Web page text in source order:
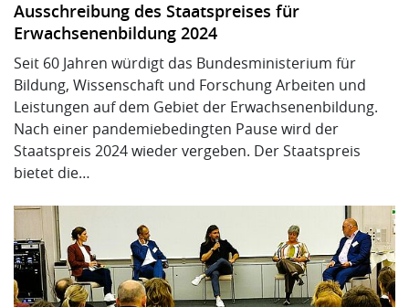
Ausschreibung des Staatspreises für
Erwachsenenbildung 2024
Seit 60 Jahren würdigt das Bundesministerium für
Bildung, Wissenschaft und Forschung Arbeiten und
Leistungen auf dem Gebiet der Erwachsenenbildung.
Nach einer pandemiebedingten Pause wird der
Staatspreis 2024 wieder vergeben. Der Staatspreis
bietet die…